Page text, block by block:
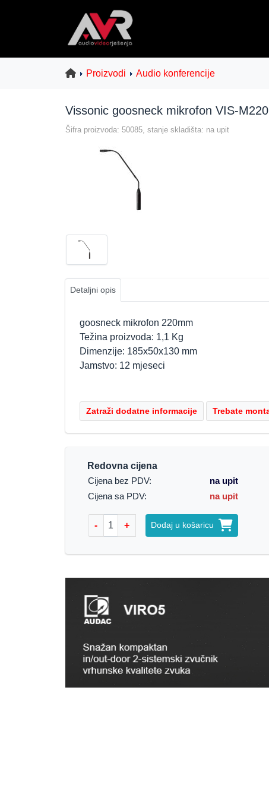
Proizvodi Audio konferencije
Vissonic goosneck mikrofon VIS-M220
Šifra proizvoda: 50085, stanje skladišta: na upit
Detaljni opis
goosneck mikrofon 220mm
Težina proizvoda: 1,1 Kg
Dimenzije: 185x50x130 mm
Jamstvo: 12 mjeseci
Redovna cijena
Cijena bez PDV:
na upit
Cijena sa PDV:
na upit
- + Dodaj u košaricu